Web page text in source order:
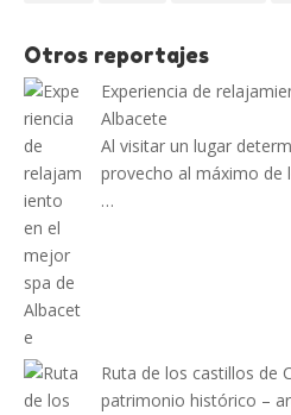
Otros reportajes
Experiencia de
Albacete
Al visitar un lugar
provecho al máximo de
…
Ruta de los castillos de
patrimonio histórico –